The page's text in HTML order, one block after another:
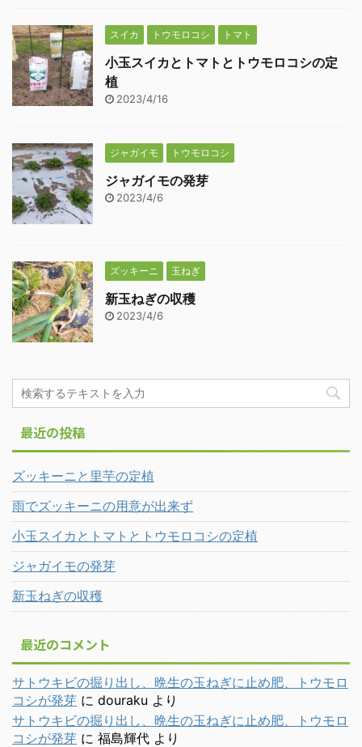
スイカ トウモロコシ トマト
小玉スイカとトマトとトウモロコシの定
植
2023/4/16
ジャガイモ トウモロコシ
ジャガイモの発芽
2023/4/6
ズッキーニ 玉ねぎ
新玉ねぎの収穫
2023/4/6
最近の投稿
ズッキーニと里芋の定植
雨でズッキーニの用意が出来ず
小玉スイカとトマトとトウモロコシの定植
ジャガイモの発芽
新玉ねぎの収穫
最近のコメント
サトウキビの掘り出し、晩生の玉ねぎに止め肥、トウモロ
コシが発芽 に douraku より
サトウキビの掘り出し、晩生の玉ねぎに止め肥、トウモロ
コシが発芽 に 福島輝代 より